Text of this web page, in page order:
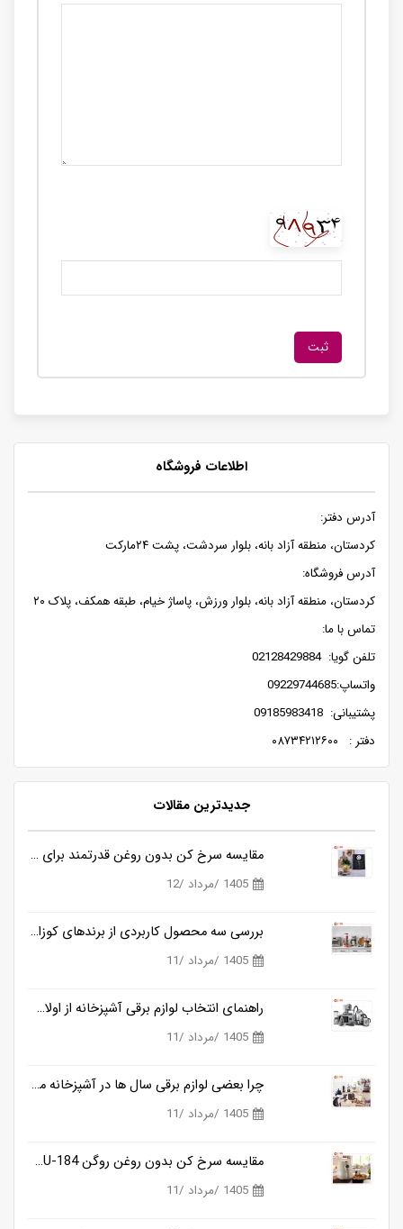
اطلاعات فروشگاه
آدرس دفتر:
کردستان، منطقه آزاد بانه، بلوار سردشت، پشت ۲۴مارکت
آدرس فروشگاه:
کردستان، منطقه آزاد بانه، بلوار ورزش، پاساژ خیام، طبقه همکف، پلاک ۲۰
تماس با ما:
تلفن گویا: 02128429884
واتساپ:09229744685
پشتیبانی: 09185983418
دفتر : ۰۸۷۳۴۲۱۲۶۰۰
جدیدترین مقالات
مقایسه سرخ کن بدون روغن قدرتمند برای آشپزی سالم تر
1405 /مرداد /12
بررسی سه محصول کاربردی از برندهای کوزانو، روگن و ناسا
1405 /مرداد /11
راهنمای انتخاب لوازم برقی آشپزخانه از اولان کالا
1405 /مرداد /11
چرا بعضی لوازم برقی سال ها در آشپزخانه می مانند و بعضی دیگر خیلی زود کنار گذاشته می شوند؟
1405 /مرداد /11
مقایسه سرخ کن بدون روغن روگن RU-184 و کوزانو KF818
1405 /مرداد /11